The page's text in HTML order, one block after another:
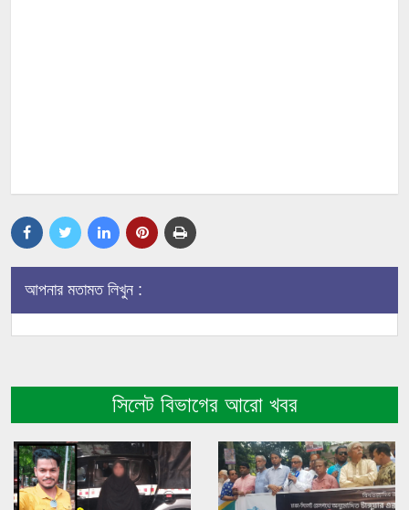
আপনার মতামত লিখুন :
সিলেট বিভাগের আরো খবর